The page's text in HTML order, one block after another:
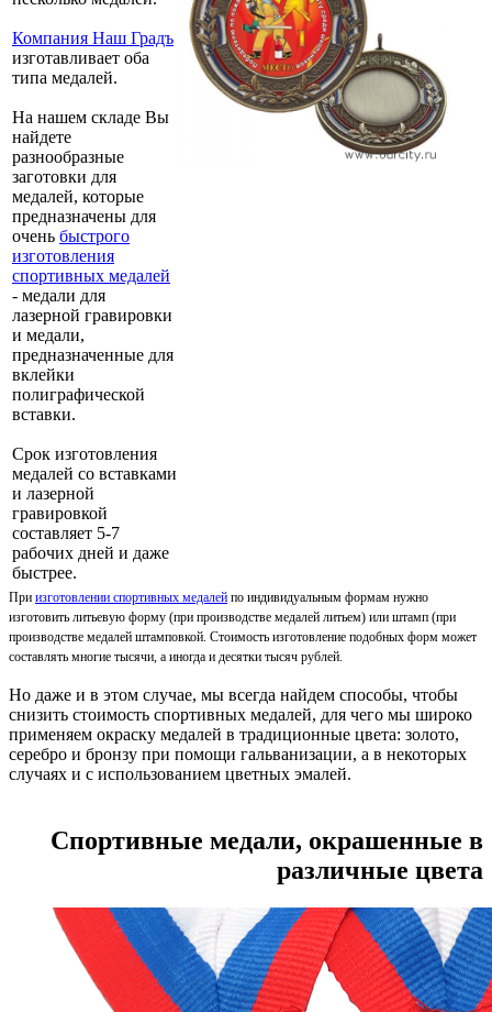
Компания Наш Градъ
изготавливает оба
типа медалей.
На нашем складе Вы
найдете
разнообразные
заготовки для
медалей, которые
предназначены для
очень быстрого
изготовления
спортивных медалей
- медали для
лазерной гравировки
и медали,
предназначенные для
вклейки
полиграфической
вставки.
Срок изготовления
медалей со вставками
и лазерной
гравировкой
составляет 5-7
рабочих дней и даже
быстрее.
При изготовлении спортивных медалей по индивидуальным формам нужно
изготовить литьевую форму (при производстве медалей литьем) или штамп (при
производстве медалей штамповкой. Стоимость изготовление подобных форм может
составлять многие тысячи, а иногда и десятки тысяч рублей.
Но даже и в этом случае, мы всегда найдем способы, чтобы
снизить стоимость спортивных медалей, для чего мы широко
применяем окраску медалей в традиционные цвета: золото,
серебро и бронзу при помощи гальванизации, а в некоторых
случаях и с использованием цветных эмалей.
Спортивные медали, окрашенные в
различные цвета